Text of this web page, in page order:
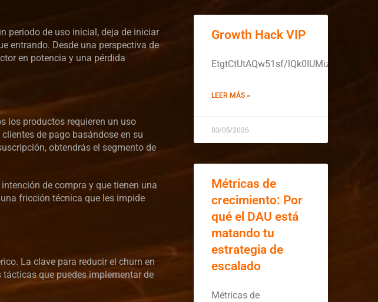
periodo de uso inicial, deja de iniciar
entrando. Desde una perspectiva de
en potencia y una pérdida
los productos requieren un uso
de pago basándose en su
obtendrás el segmento de
de compra y que tienen una
fricción técnica que les impide
La clave para reducir el churn en
que puedes implementar de
Growth Hack VIP
EtgtCtUtAQw51sf/
LEER MÁS »
03/05/2026
Métricas de
crecimiento: Por
qué el DAU está
matando tu
estrategia de
escalado
Métricas de